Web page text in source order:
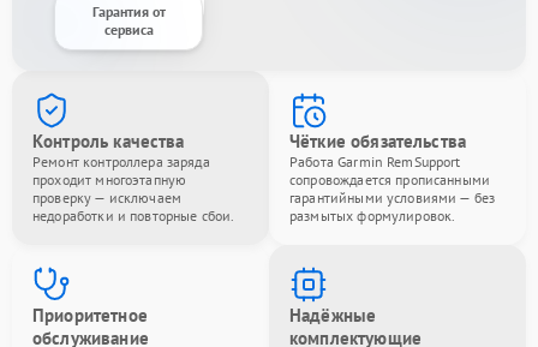
Гарантия от
сервиса
Контроль качества
Ремонт контроллера заряда
проходит многоэтапную
проверку — исключаем
недоработки и повторные сбои.
Чёткие обязательства
Работа Garmin RemSupport
сопровождается прописанными
гарантийными условиями — без
размытых формулировок.
Приоритетное
обслуживание
Надёжные
комплектующие